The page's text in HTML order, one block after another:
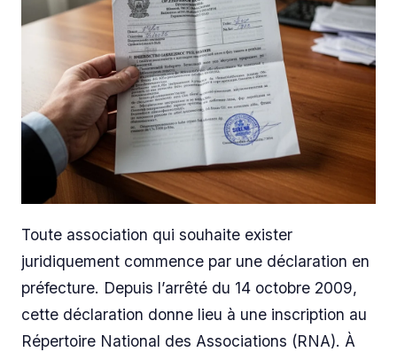
Toute association qui souhaite exister
juridiquement commence par une déclaration en
préfecture. Depuis l’arrêté du 14 octobre 2009,
cette déclaration donne lieu à une inscription au
Répertoire National des Associations (RNA). À